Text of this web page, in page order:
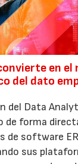
en el
del dato
del Data
de forma
de software
sus